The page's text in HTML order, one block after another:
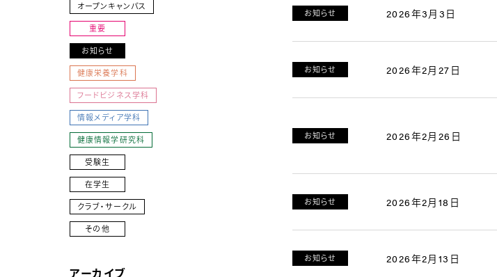
オープンキャンパス
重要
お知らせ
健康栄養学科
フードビジネス学科
情報メディア学科
健康情報学研究科
受験生
在学生
クラブ・サークル
その他
アーカイブ
お知らせ 2026年3月3日
お知らせ 2026年2月27日
お知らせ 2026年2月26日
お知らせ 2026年2月18日
お知らせ 2026年2月13日